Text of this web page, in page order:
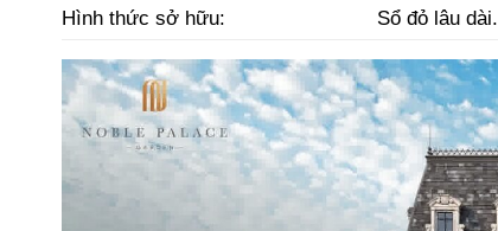
Hình thức sở hữu: Sổ đỏ lâu dài.